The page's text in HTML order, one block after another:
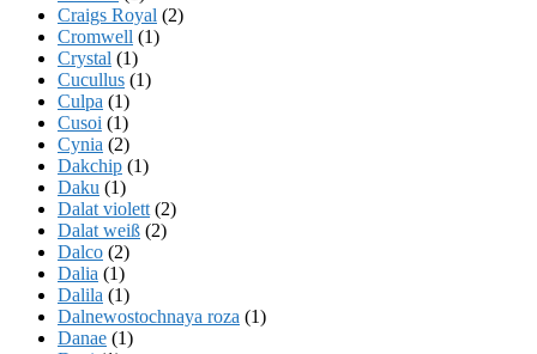
Craigs Royal (2)
Cromwell (1)
Crystal (1)
Cucullus (1)
Culpa (1)
Cusoi (1)
Cynia (2)
Dakchip (1)
Daku (1)
Dalat violett (2)
Dalat weiß (2)
Dalco (2)
Dalia (1)
Dalila (1)
Dalnewostochnaya roza (1)
Danae (1)